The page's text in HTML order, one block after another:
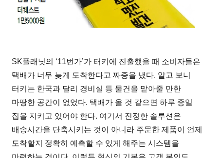
SK플래닛의 ‘11번가’가 터키에 진출했을 때 소비자들은
택배가 너무 늦게 도착한다고 짜증을 냈다. 알고 보니
터키는 한국과 달리 경비실 등 물건을 맡아줄 만한
마땅한 공간이 없었다. 택배가 올 것 같으면 하루 종일
집을 지키고 있어야 한다. 여기서 진정한 솔루션은
배송시간을 단축시키는 것이 아니라 주문한 제품이 언제
도착할지 정확히 예측할 수 있게 해주는 시스템을